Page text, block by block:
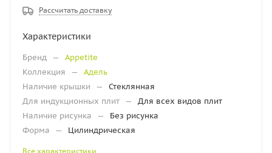
Рассчитать доставку
Характеристики
Бренд —
Appetite
Коллекция
—
Адель
Наличие крышки
—
Стеклянная
Для индукционных плит —
Для всех видов плит
Наличие рисунка
—
Без рисунка
Форма
— Цилиндрическая
Все характеристики